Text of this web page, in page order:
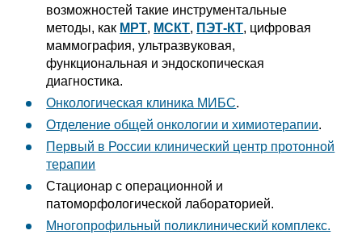
возможностей такие инструментальные
методы, как МРТ, МСКТ, ПЭТ-КТ, цифровая
маммография, ультразвуковая,
функциональная и эндоскопическая
диагностика.
Онкологическая клиника МИБС.
Отделение общей онкологии и химиотерапии.
Первый в России клинический центр протонной
терапии
Стационар с операционной и
патоморфологической лабораторией.
Многопрофильный поликлинический комплекс.